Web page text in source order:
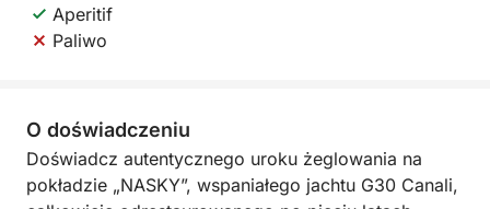
Aperitif
Paliwo
O doświadczeniu
Doświadcz autentycznego uroku żeglowania na
pokładzie „NASKY”, wspaniałego jachtu G30 Canali,